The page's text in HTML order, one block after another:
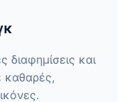
διαφημίσεις και
καθαρές,